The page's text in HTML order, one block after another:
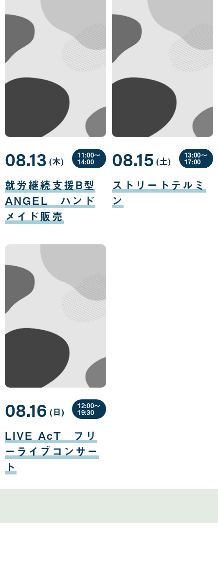
就労継続支援B型
ANGEL ハンド
メイド販売
08.13
月
13
日
(木曜
日
)
11:00〜
14:00
ストリートテルミ
ン
08.15
月
15
日
(土曜
日
)
13:00〜
17:00
LIVE AcT フリ
ーライブコンサー
ト
08.16
月
16
日
(日曜
日
)
12:00〜
19:30